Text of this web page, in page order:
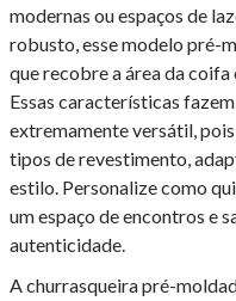
modernas ou espaços de
robusto, esse modelo pré-
que recobre a área da
Essas características
extremamente versátil,
tipos de revestimento,
estilo. Personalize como
um espaço de encontros e
autenticidade.
A churrasqueira pré-